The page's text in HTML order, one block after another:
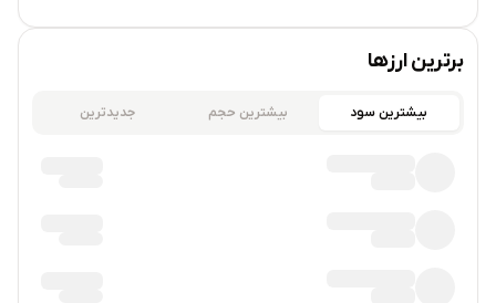
برترین ارزها
بیشترین سود بیشترین حجم جدیدترین